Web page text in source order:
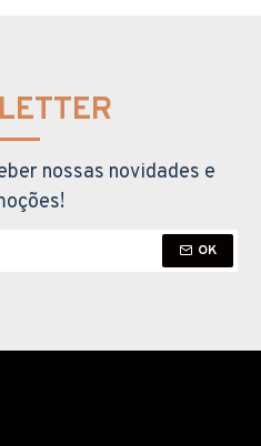
nossas novidades e
OK